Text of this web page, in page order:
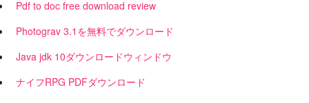
Pdf to doc free download review
Photograv 3.1を無料でダウンロード
Java jdk 10ダウンロードウィンドウ
ナイフRPG PDFダウンロード